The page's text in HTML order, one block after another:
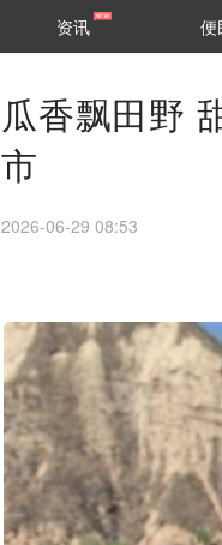
区县
资讯 便
瓜香飘田野
市
2026-06-29 08:53